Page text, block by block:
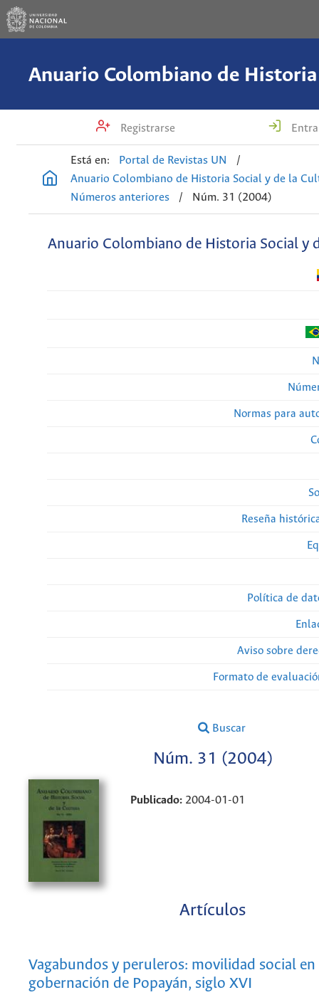
Registrarse
Está en: Portal de Revistas UN
/
Anuario Colombiano de Historia Social y de la
Números anteriores
/ Núm. 31 (2004)
Anuario Colombiano de Historia Social y
Normas para
Reseña
Política de
Aviso sobre
Formato de
Buscar
Núm. 31 (2004)
Publicado: 2004-01-01
Artículos
Vagabundos y peruleros: movilidad social en
gobernación de Popayán, siglo XVI